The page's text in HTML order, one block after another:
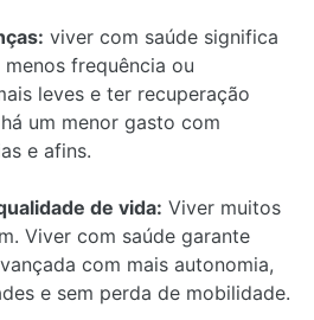
viver com saúde significa
frequência ou
leves e ter recuperação
um menor gasto com
e afins.
de vida: Viver muitos
Viver com saúde garante
com mais autonomia,
e sem perda de mobilidade.